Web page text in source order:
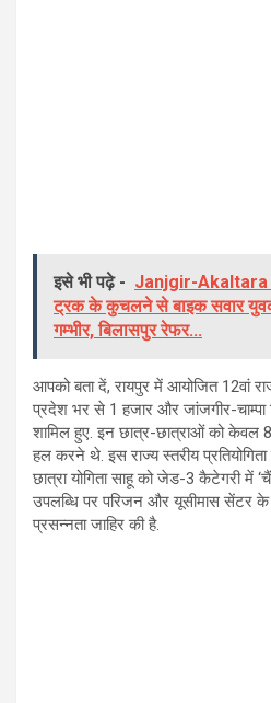
इसे भी पढ़े - Janjgir-Akaltara
ट्रक के कुचलने से बाइक सवार
गम्भीर, बिलासपुर रेफर...
आपको बता दें, रायपुर में आयोजित 12वां
प्रदेश भर से 1 हजार और जांजगीर-
शामिल हुए. इन छात्र-छात्राओं को केवल
हल करने थे. इस राज्य स्तरीय
छात्रा योगिता साहू को जेड-3 कैटेगरी में
उपलब्धि पर परिजन और यूसीमास सेंटर
प्रसन्नता जाहिर की है.